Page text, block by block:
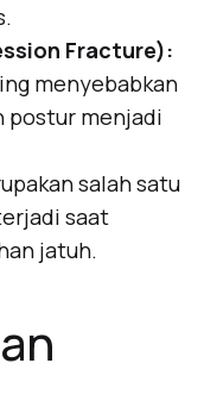
Fracture):
menyebabkan
postur menjadi
salah satu
saat
jatuh.